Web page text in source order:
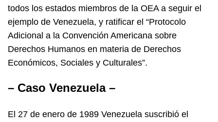
todos los estados miembros de la OEA a seguir el
ejemplo de Venezuela, y ratificar el “Protocolo
Adicional a la Convención Americana sobre
Derechos Humanos en materia de Derechos
Económicos, Sociales y Culturales”.
– Caso Venezuela –
El 27 de enero de 1989 Venezuela suscribió el